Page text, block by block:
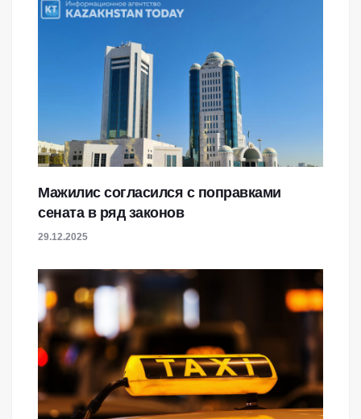
Мажилис согласился с поправками
сената в ряд законов
29.12.2025